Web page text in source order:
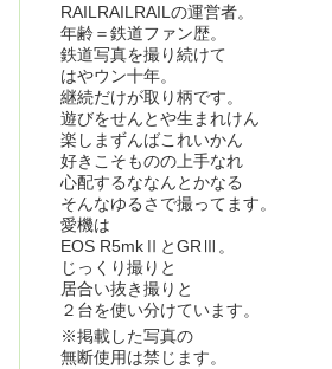
RAILRAILRAILの運営者。
年齢＝鉄道ファン歴。
鉄道写真を撮り続けて
はやウン十年。
継続だけが取り柄です。
遊びをせんとや生まれけん
楽しまずんばこれいかん
好きこそものの上手なれ
心配するななんとかなる
そんなゆるさで撮ってます。
愛機は
EOS R5mkⅡとGRⅢ。
じっくり撮りと
居合い抜き撮りと
２台を使い分けています。
※掲載した写真の
無断使用は禁じます。